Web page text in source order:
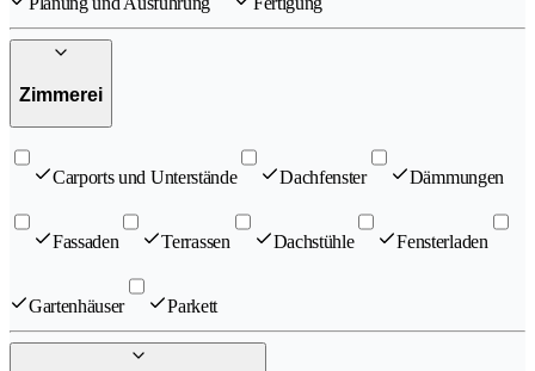
Zimmerei
Carports und Unterstände Dachfenster Dämmungen
Fassaden Terrassen Dachstühle Fensterladen
Gartenhäuser Parkett